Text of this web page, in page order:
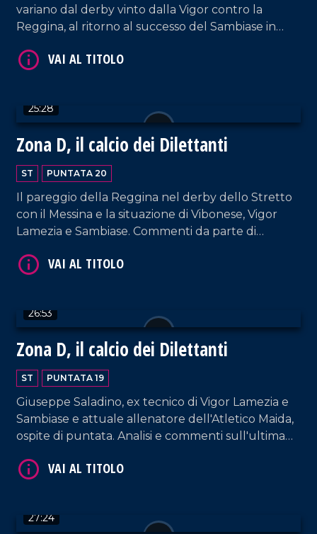
variano dal derby vinto dalla Vigor contro la
Reggina, al ritorno al successo del Sambiase in
Vibonese.
25:28
Zona D, il calcio dei Dilettanti
ST PUNTATA 20
Il pareggio della Reggina nel derby dello Stretto
con il Messina e la situazione di Vibonese, Vigor
Lamezia e Sambiase. Commenti da parte di
26:53
Zona D, il calcio dei Dilettanti
ST PUNTATA 19
Giuseppe Saladino, ex tecnico di Vigor Lamezia e
Sambiase e attuale allenatore dell'Atletico Maida,
ospite di puntata. Analisi e commenti sull'ultima
27:24
VAI AL TITOLO